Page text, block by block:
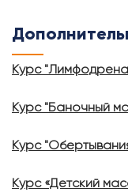
Курс
Курс "Баночный
Курс
Курс «Детский